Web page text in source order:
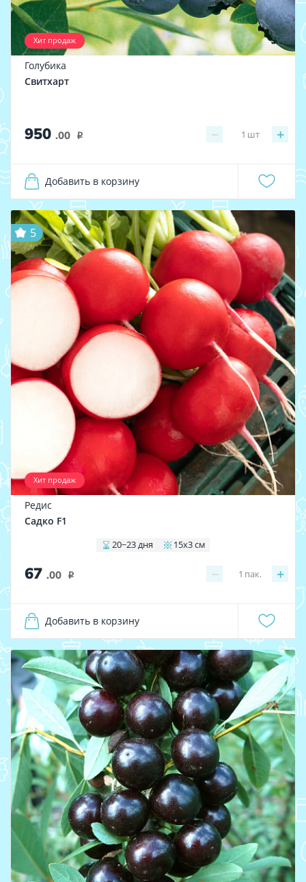
Хит продаж
Голубика
Свитхарт
950 .00 i − +
1 шт
Добавить в корзину
Хит продаж
5
Редис
Садко F1
20−23 дня 15x3 см
67 .00 i − +
1 пак.
Добавить в корзину